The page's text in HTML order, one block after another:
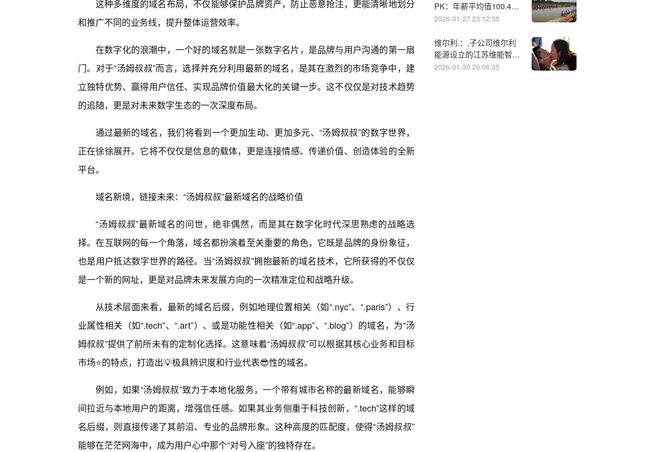
这种多维度的域名布局，不仅能够保护品牌资产，防止恶意抢注，更能清晰地划分
和推广不同的业务线，提升整体运营效率。
在数字化的浪潮中，一个好的域名就是一张数字名片，是品牌与用户沟通的第一扇
门。对于“汤姆叔叔”而言，选择并充分利用最新的域名，是其在激烈的市场竞争中，建
立独特优势、赢得用户信任、实现品牌价值最大化的关键一步。这不仅仅是对技术趋势
的追随，更是对未来数字生态的一次深度布局。
通过最新的域名，我们将看到一个更加生动、更加多元、“汤姆叔叔”的数字世界，
正在徐徐展开。它将不仅仅是信息的载体，更是连接情感、传递价值、创造体验的全新
平台。
域名新境，链接未来：“汤姆叔叔”最新域名的战略价值
“汤姆叔叔”最新域名的问世，绝非偶然，而是其在数字化时代深思熟虑的战略选
择。在互联网的每一个角落，域名都扮演着至关重要的角色，它既是品牌的身份象征，
也是用户抵达数字世界的路径。当“汤姆叔叔”拥抱最新的域名技术，它所获得的不仅仅
是一个新的网址，更是对品牌未来发展方向的一次精准定位和战略升级。
从技术层面来看，最新的域名后缀，例如地理位置相关（如“.nyc”、“.paris”）、行
业属性相关（如“.tech”、“.art”）、或是功能性相关（如“.app”、“.blog”）的域名，为“汤
姆叔叔”提供了前所未有的定制化选择。这意味着“汤姆叔叔”可以根据其核心业务和目标
市场⭐的特点，打造出💡极具辨识度和行业代表😎性的域名。
例如，如果“汤姆叔叔”致力于本地化服务，一个带有城市名称的最新域名，能够瞬
间拉近与本地用户的距离，增强信任感。如果其业务侧重于科技创新，“.tech”这样的域
名后缀，则直接传递了其前沿、专业的品牌形象。这种高度的匹配度，使得“汤姆叔叔”
能够在茫茫网海中，成为用户心中那个“对号入座”的独特存在。
PK：年薪平均值100.42
万 康弘药业钟建军年薪
2026-01-27 23:12:35
维尔利.：,子公司维尔利
能源设立的江苏维能智冷
数控科技有限公司注册资
2026-01-30 20:06:35